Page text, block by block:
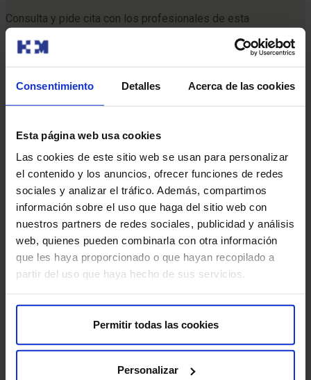
Consentimiento Detalles Acerca de las cookies
Esta página web usa cookies
Las cookies de este sitio web se usan para personalizar
el contenido y los anuncios, ofrecer funciones de redes
sociales y analizar el tráfico. Además, compartimos
información sobre el uso que haga del sitio web con
nuestros partners de redes sociales, publicidad y análisis
web, quienes pueden combinarla con otra información
que les haya proporcionado o que hayan recopilado a
partir del uso que haya hecho de sus servicios.
Permitir todas las cookies
Personalizar
Consulta y pide cita con los profesionales de esta
especialidad
Pedir cita
También te puede interesar